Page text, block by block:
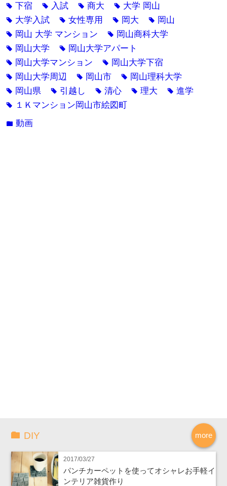
tag下宿 tag 入試 tag商大 tag 大学 岡山
tag 大学入試 tag女性専用 tag 岡大 tag 岡山
tag 岡山 大学 マンション tag 岡山商科大学
tag 岡山大学 tag 岡山大学アパート
tag 岡山大学マンション tag 岡山大学下宿
tag 岡山大学周辺 tag 岡山市 tag 岡山理科大学
tag 岡山県 tag 引越し tag清心 tag理大 tag進学
tag １Ｋマンション岡山市絵図町
folder動画
more
DIY
2017/03/27
パンチカーペットを使ってオシャレお手軽イ
ンテリア雑貨作り